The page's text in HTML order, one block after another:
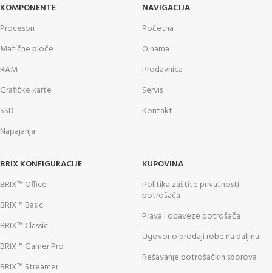
KOMPONENTE
Procesori
Matične ploče
RAM
Grafičke karte
SSD
Napajanja
NAVIGACIJA
Početna
O nama
Prodavnica
Servis
Kontakt
BRIX KONFIGURACIJE
BRIX™ Office
BRIX™ Basic
BRIX™ Classic
BRIX™ Gamer Pro
BRIX™ Streamer
KUPOVINA
Politika zaštite privatnosti
potrošača
Prava i obaveze potrošača
Ugovor o prodaji robe na daljinu
Rešavanje potrošačkih sporova